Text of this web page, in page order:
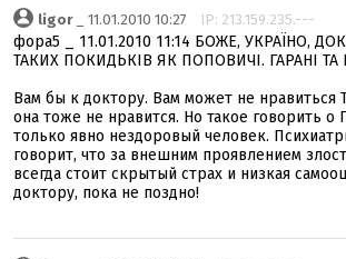
ligor_ 11.01.2010 10:27 IP: 213.159.235.---
фора5 _ 11.01.2010 11:14 БОЖЕ, УКРАЇНО,
ТАКИХ ПОКИДЬКІВ ЯК ПОПОВИЧІ. ГАРАНІ ТА
Вам бы к доктору. Вам может не нравиться
она тоже не нравится. Но такое говорить
только явно нездоровый человек.
говорит, что за внешним проявлением
всегда стоит скрытый страх и низкая
доктору, пока не поздно!